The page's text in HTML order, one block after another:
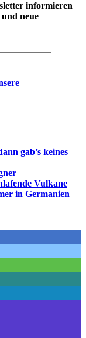
informieren
neue
gab’s keines
Vulkane
in Germanien